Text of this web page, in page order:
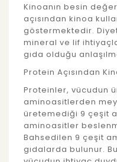
Kinoanın besin
açısından kinoa
göstermektedir.
mineral ve lif
gıda olduğu
Protein Açısından
Proteinler, vücudun
aminoasitlerden
üretemediği 9 çeşit
aminoasitler
Bahsedilen 9 çeşit
gıdalarda bulunur.